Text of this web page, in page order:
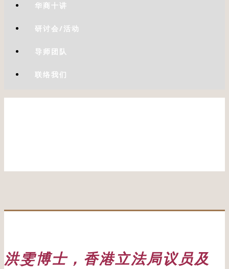
华商十讲
研讨会/活动
导师团队
联络我们
洪雯博士，香港立法局议员及